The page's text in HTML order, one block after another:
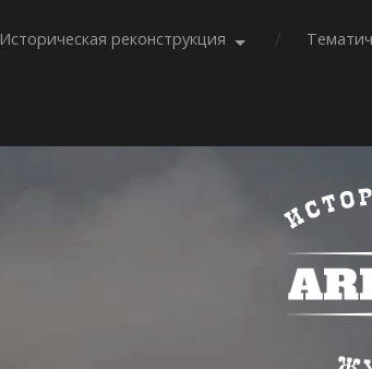
Историческая реконструкция